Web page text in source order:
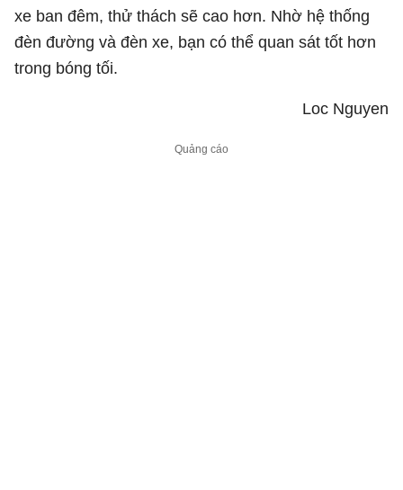
xe ban đêm, thử thách sẽ cao hơn. Nhờ hệ thống
đèn đường và đèn xe, bạn có thể quan sát tốt hơn
trong bóng tối.
Loc Nguyen